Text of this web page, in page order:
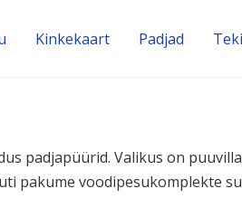
Kinke­kaart Padjad
padja­püürid. Valikus on
pakume voodi­pe­su­komp­lekte